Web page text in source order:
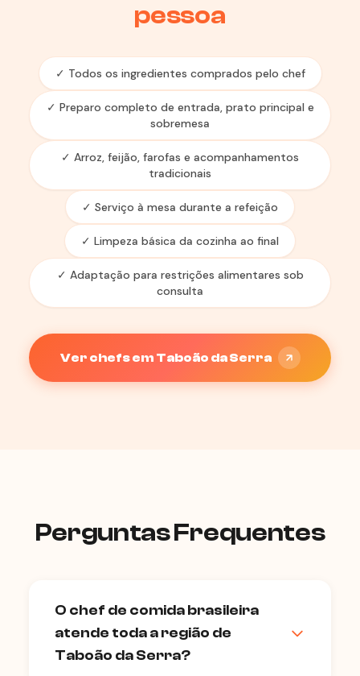
pessoa
✓ Todos os ingredientes comprados pelo chef
✓ Preparo completo de entrada, prato principal e
sobremesa
✓ Arroz, feijão, farofas e acompanhamentos
tradicionais
✓ Serviço à mesa durante a refeição
✓ Limpeza básica da cozinha ao final
✓ Adaptação para restrições alimentares sob
consulta
Ver chefs em Taboão da Serra
Perguntas Frequentes
O chef de comida brasileira
atende toda a região de
Taboão da Serra?